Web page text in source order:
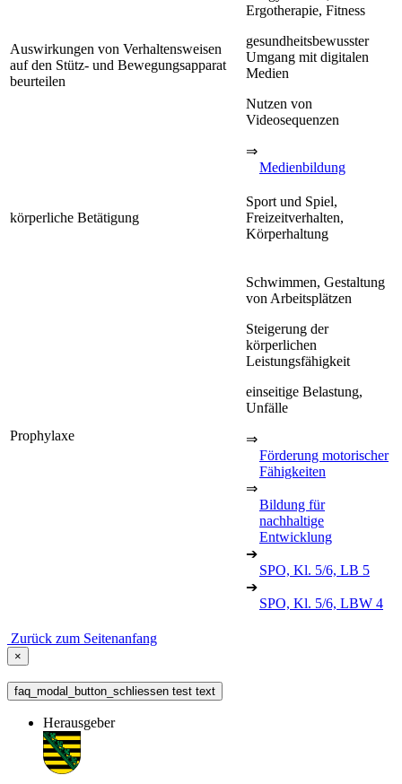
Auswirkungen von Verhaltensweisen
auf den Stütz- und Bewegungsapparat
beurteilen
Ergotherapie, Fitness
gesundheitsbewusster
Umgang mit digitalen
Medien
Nutzen von
Videosequenzen
⇒
Medienbildung
körperliche Betätigung
Sport und Spiel,
Freizeitverhalten,
Körperhaltung
Prophylaxe
Schwimmen, Gestaltung
von Arbeitsplätzen
Steigerung der
körperlichen
Leistungsfähigkeit
einseitige Belastung,
Unfälle
⇒
Förderung motorischer
Fähigkeiten
⇒
Bildung für
nachhaltige
Entwicklung
➔
SPO, Kl. 5/6, LB 5
➔
SPO, Kl. 5/6, LBW 4
Zurück zum Seitenanfang
×
faq_modal_button_schliessen test text
Herausgeber